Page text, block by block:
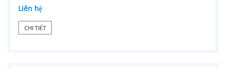
Liên hệ
CHI TIẾT